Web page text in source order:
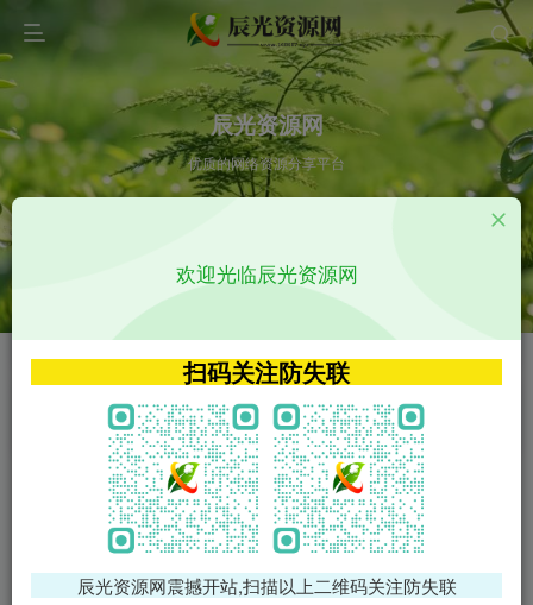
辰光资源网
优质的网络资源分享平台
VIP特权介绍 APP源码
VIP特权介绍
火
VIP特权介绍
影视源码
影视源码
免费领支付宝红包
腾讯轻量4核4G3M服务器38元/
欢迎光临辰光资源网
扫码关注防失联
辰光资源网震撼开站,扫描以上二维码关注防失联